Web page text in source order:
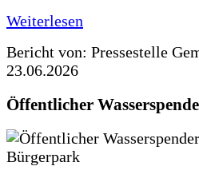
Weiterlesen
Bericht von: Pressestelle
23.06.2026
Öffentlicher